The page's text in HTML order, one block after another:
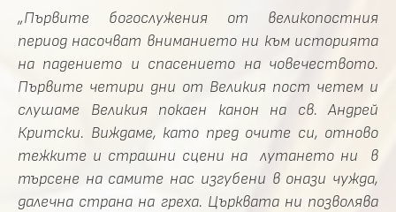
„Първите богослужения от великопостния
период насочват вниманието ни към историята
на падението и спасението на човечеството.
Първите четири дни от Великия пост четем и
слушаме Великия покаен канон на св. Андрей
Критски. Виждаме, като пред очите си, отново
тежките и страшни сцени на лутането ни в
търсене на самите нас изгубени в онази чужда,
далечна страна на греха. Църквата ни позволява